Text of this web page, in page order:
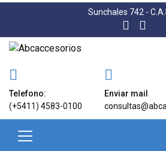
Sunchales 742 -
Telefono:
(+5411) 4583-0100
Enviar mail